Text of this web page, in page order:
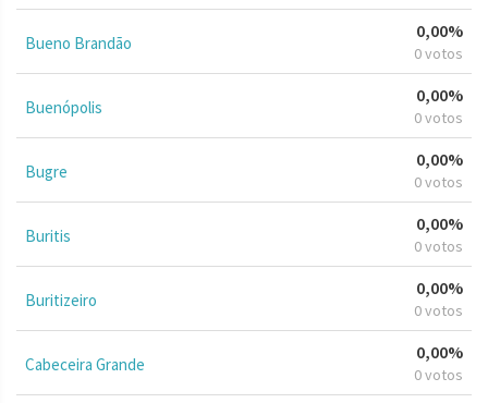
Bueno Brandão
0,00%
0 votos
Buenópolis
0,00%
0 votos
Bugre
0,00%
0 votos
Buritis
0,00%
0 votos
Buritizeiro
0,00%
0 votos
Cabeceira Grande
0,00%
0 votos